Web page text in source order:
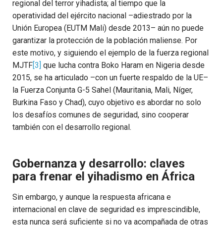
regional del terror yihadista; al tiempo que la
operatividad del ejército nacional –adiestrado por la
Unión Europea (EUTM Mali) desde 2013– aún no puede
garantizar la protección de la población maliense. Por
este motivo, y siguiendo el ejemplo de la fuerza regional
MJTF[3] que lucha contra Boko Haram en Nigeria desde
2015, se ha articulado –con un fuerte respaldo de la UE–
la Fuerza Conjunta G-5 Sahel (Mauritania, Mali, Níger,
Burkina Faso y Chad), cuyo objetivo es abordar no solo
los desafíos comunes de seguridad, sino cooperar
también con el desarrollo regional.
Gobernanza y desarrollo: claves
para frenar el yihadismo en África
Sin embargo, y aunque la respuesta africana e
internacional en clave de seguridad es imprescindible,
esta nunca será suficiente si no va acompañada de otras